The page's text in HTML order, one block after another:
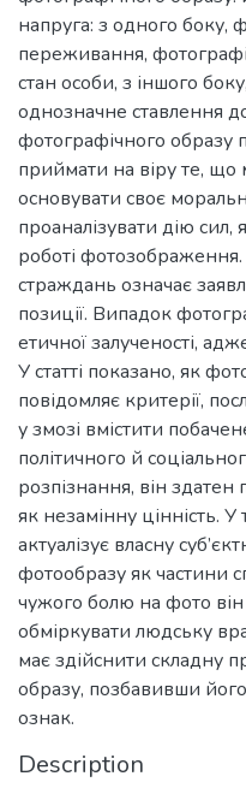
напруга: з одного боку,
переживання,
стан особи, з іншого
однозначне ставлення
фотографічного образу
приймати на віру те, що
основувати своє
проаналізувати дію сил,
роботі
страждань означає
позиції. Випадок
етичної залученості,
У статті показано, як
повідомляє критерії,
у змозі вмістити
політичного й
розпізнання, він
як незамінну цінність.
актуалізує власну
фотообразу як частини
чужого болю на фото
обміркувати людську
має здійснити складну
образу, позбавивши
ознак.
Description